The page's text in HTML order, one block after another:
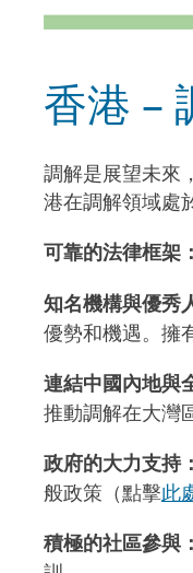
香港 –
調解是展望未來
港在調解領域處
可靠的法律框架：
知名機構與優秀
優勢和機遇。擁
連結中國內地與
推動調解在大灣
政府的大力支持：
般政策（點擊此
積極的社區參與：